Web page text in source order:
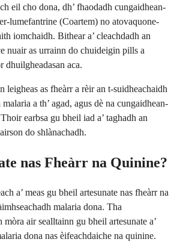
eil cho dona, dh’ fhaodadh cungaidhean-
lumefantrine (Coartem) no atovaquone-
iomchaidh. Bithear a’ cleachdadh an
nuair as urrainn do chuideigin pills a
dhuilgheadasan aca.
leigheas as fheàrr a rèir an t-suidheachaidh
a th’ agad, agus dè na cungaidhean-
earbsa gu bheil iad a’ taghadh an
do shlànachadh.
nas Fheàrr na Quinine?
a’ meas gu bheil artesunate nas fheàrr na
malaria dona. Tha
air sealltainn gu bheil artesunate a’
dona nas èifeachdaiche na quinine.